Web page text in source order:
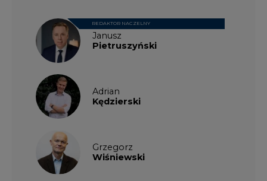
Janusz
Pietruszyński
REDAKTOR NACZELNY
Adrian
Kędzierski
Grzegorz
Wiśniewski